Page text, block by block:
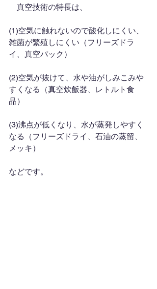
真空技術の特長は、
(1)空気に触れないので酸化しにくい、
雑菌が繁殖しにくい（フリーズドラ
イ、真空パック）
(2)空気が抜けて、水や油がしみこみや
すくなる（真空炊飯器、レトルト食
品）
(3)沸点が低くなり、水が蒸発しやすく
なる（フリーズドライ、石油の蒸留、
メッキ）
などです。